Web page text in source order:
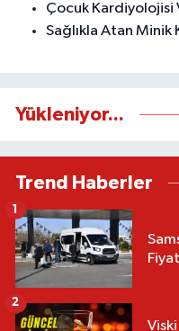
Çocuk Kardiyolojisi
Sağlıkla Atan Minik
Yükleniyor...
Trend Haberler
1
2